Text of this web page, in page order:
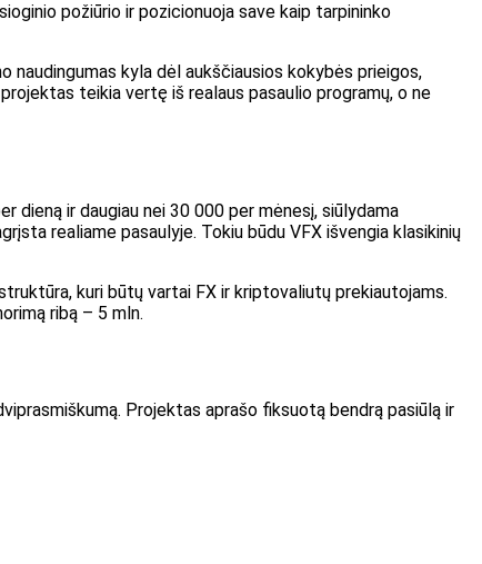
požiūrio ir pozicionuoja save kaip tarpininko
kyla dėl aukščiausios kokybės prieigos,
teikia vertę iš realaus pasaulio programų, o ne
dieną ir daugiau nei 30 000 per mėnesį, siūlydama
realiame pasaulyje. Tokiu būdu VFX išvengia klasikinių
kuri būtų vartai FX ir kriptovaliutų prekiautojams.
ribą – 5 mln.
Projektas aprašo fiksuotą bendrą pasiūlą ir